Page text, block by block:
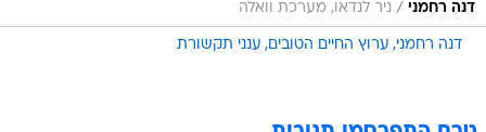
דנה רחמני / ניר לנדאו, מערכת וואלה
דנה רחמני ערוץ החיים הטובים ענני תקשורת